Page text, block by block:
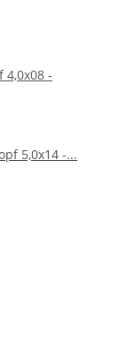
4,0x08 -